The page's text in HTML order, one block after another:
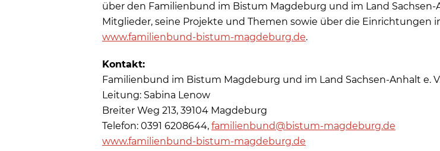
über den Familienbund im Bistum Magdeburg und im Land Sachsen-
Mitglieder, seine Projekte und Themen sowie über die Einrichtungen
www.familienbund-bistum-magdeburg.de.
Kontakt:
Familienbund im Bistum Magdeburg und im Land Sachsen-Anhalt e.
Leitung: Sabina Lenow
Breiter Weg 213, 39104 Magdeburg
Telefon: 0391 6208644, familienbund@bistum-magdeburg.de
www.familienbund-bistum-magdeburg.de